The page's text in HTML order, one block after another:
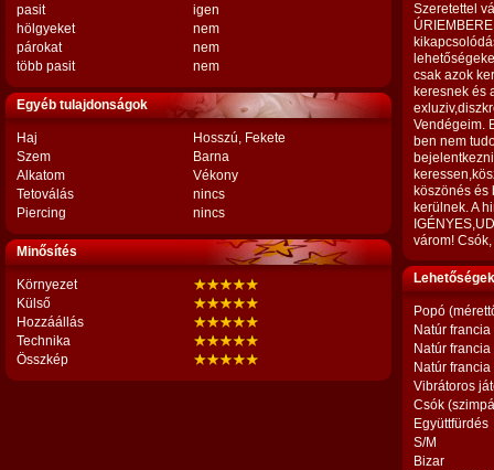
pasit
igen
hölgyeket
nem
párokat
nem
több pasit
nem
Egyéb tulajdonságok
Haj
Hosszú, Fekete
Szem
Barna
Alkatom
Vékony
Tetoválás
nincs
Piercing
nincs
Minősítés
Környezet
Külső
Hozzáállás
Technika
Összkép
Szeretettel
csak azok
keresnek és
Vendégeim.
ben nem
köszönés és
kerülnek. A
várom!
Popó
Natúr francia
Natúr
Natúr
Vibrátoros
Csók
Együttfürdés
S/M
Bizar